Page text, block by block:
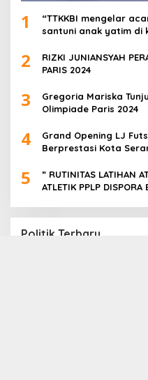
1
“TTKKBI mengelar
santuni anak yatim di
2
RIZKI JUNIANSYAH
PARIS 2024
3
Gregoria Mariska
Olimpiade Paris 2024
4
Grand Opening LJ
Berprestasi Kota
5
” RUTINITAS LATIHAN
ATLETIK PPLP DISPORA
Politik Terbaru